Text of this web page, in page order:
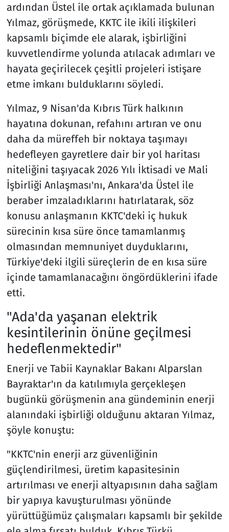
ardından Üstel ile ortak açıklamada bulunan
Yılmaz, görüşmede, KKTC ile ikili ilişkileri
kapsamlı biçimde ele alarak, işbirliğini
kuvvetlendirme yolunda atılacak adımları ve
hayata geçirilecek çeşitli projeleri istişare
etme imkanı bulduklarını söyledi.
Yılmaz, 9 Nisan'da Kıbrıs Türk halkının
hayatına dokunan, refahını artıran ve onu
daha da müreffeh bir noktaya taşımayı
hedefleyen gayretlere dair bir yol haritası
niteliğini taşıyacak 2026 Yılı İktisadi ve Mali
İşbirliği Anlaşması'nı, Ankara'da Üstel ile
beraber imzaladıklarını hatırlatarak, söz
konusu anlaşmanın KKTC'deki iç hukuk
sürecinin kısa süre önce tamamlanmış
olmasından memnuniyet duyduklarını,
Türkiye'deki ilgili süreçlerin de en kısa süre
içinde tamamlanacağını öngördüklerini ifade
etti.
"Ada'da yaşanan elektrik
kesintilerinin önüne geçilmesi
hedeflenmektedir"
Enerji ve Tabii Kaynaklar Bakanı Alparslan
Bayraktar'ın da katılımıyla gerçekleşen
bugünkü görüşmenin ana gündeminin enerji
alanındaki işbirliği olduğunu aktaran Yılmaz,
şöyle konuştu:
"KKTC'nin enerji arz güvenliğinin
güçlendirilmesi, üretim kapasitesinin
artırılması ve enerji altyapısının daha sağlam
bir yapıya kavuşturulması yönünde
yürüttüğümüz çalışmaları kapsamlı bir şekilde